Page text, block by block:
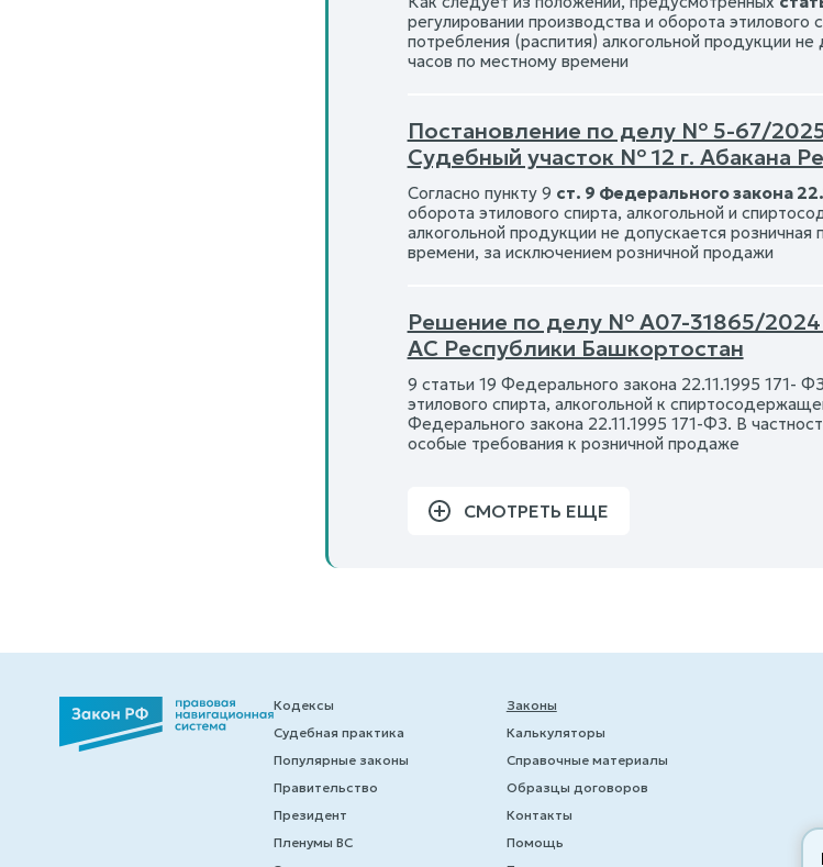
регулировании производства и оборота
потребления (распития) алкогольной продукции
часов по местному времени
Постановление по делу № 5-67/
Судебный участок № 12 г. Абакана
Согласно пункту 9 ст. 9 Федерального закона
оборота этилового спирта, алкогольной и
алкогольной продукции не допускается
времени, за исключением розничной продажи
Решение по делу № А07-31865/2024
АС Республики Башкортостан
9 статьи 19 Федерального закона 22.11.1995 171-
этилового спирта, алкогольной к
Федерального закона 22.11.1995 171-ФЗ. В
особые требования к розничной продаже
СМОТРЕТЬ ЕЩЕ
Кодексы
Судебная практика
Популярные законы
Правительство
Президент
Пленумы ВС
Законы
Калькуляторы
Справочные материалы
Образцы договоров
Контакты
Помощь